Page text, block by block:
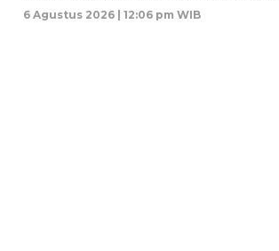
6 Agustus 2026 | 12:06 pm WIB